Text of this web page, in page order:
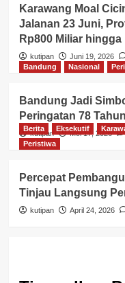
Karawang Moal
Jalanan 23 Juni,
Rp800 Miliar
kutipan Juni 19, 2026
Bandung
Nasional
Bandung Jadi
Peringatan 78
kutipan Mei 17, 2026
Berita Eksekutif
Peristiwa
Percepat
Tinjau Langsung
kutipan April 24, 2026